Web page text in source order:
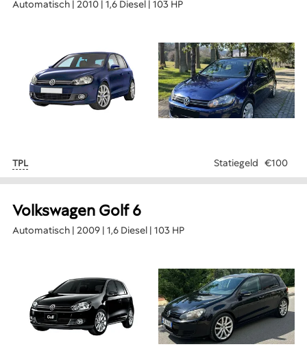
Automatisch | 2010 | 1,6 Diesel | 103 HP
TPL Statiegeld €100
Volkswagen Golf 6
Automatisch | 2009 | 1,6 Diesel | 103 HP